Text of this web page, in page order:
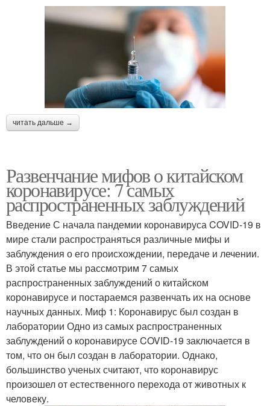
читать дальше →
Развенчание мифов о китайском
коронавирусе: 7 самых
распространенных заблуждений
Введение С начала пандемии коронавируса COVID-19 в
мире стали распространяться различные мифы и
заблуждения о его происхождении, передаче и лечении.
В этой статье мы рассмотрим 7 самых
распространенных заблуждений о китайском
коронавирусе и постараемся развенчать их на основе
научных данных. Миф 1: Коронавирус был создан в
лаборатории Одно из самых распространенных
заблуждений о коронавирусе COVID-19 заключается в
том, что он был создан в лаборатории. Однако,
большинство ученых считают, что коронавирус
произошел от естественного перехода от животных к
человеку.